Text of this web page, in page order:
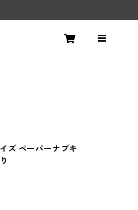
ズ ペーパーナプキ